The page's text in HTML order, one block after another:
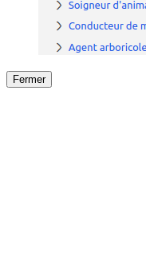
Fermer